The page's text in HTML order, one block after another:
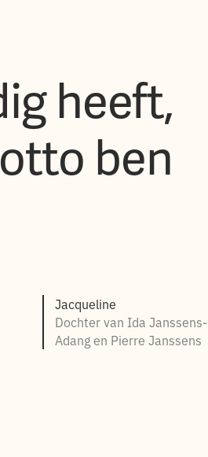
heeft,
ben
Jacqueline
Dochter van Ida Janssens-
Adang en Pierre Janssens